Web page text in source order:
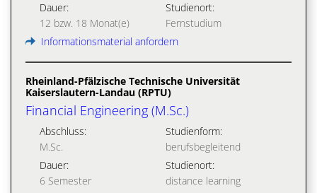
Dauer:
12 bzw. 18 Monat(e)
Studienort:
Fernstudium
Informationsmaterial anfordern
Rheinland-Pfälzische Technische Universität
Kaiserslautern-Landau (RPTU)
Financial Engineering (M.Sc.)
Abschluss:
M.Sc.
Studienform:
berufsbegleitend
Dauer:
6 Semester
Studienort:
distance learning